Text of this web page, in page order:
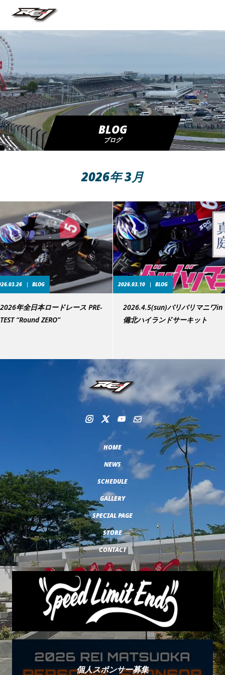
BLOG
ブログ
2026年 3月
BLOG
2026年全日本ロードレース PRE-
TEST “Round ZERO”
2026.03.10 BLOG
2026.4.5(sun)バリバリマニワin
備北ハイランドサーキット
HOME
NEWS
SCHEDULE
GALLERY
SPECIAL PAGE
STORE
CONTACT
個人スポンサー募集